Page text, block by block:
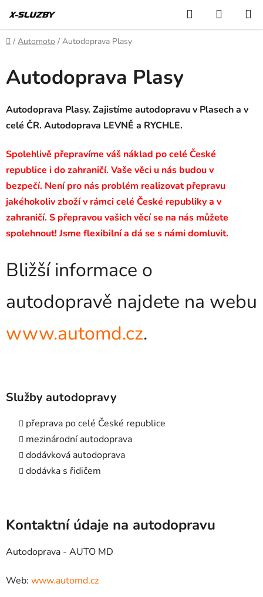
na
obsah
Hledat
KOŠÍK
Domů
/ Automoto / Autodoprava Plasy
Autodoprava Plasy
Autodoprava Plasy. Zajistíme autodopravu v Plasech a v
celé ČR. Autodoprava LEVNĚ a RYCHLE.
Spolehlivě přepravíme váš náklad po celé České
republice i do zahraničí. Vaše věci u nás budou v
bezpečí. Není pro nás problém realizovat přepravu
jakéhokoliv zboží v rámci celé České republiky a v
zahraničí. S přepravou vašich věcí se na nás můžete
spolehnout! Jsme flexibilní a dá se s námi domluvit.
Bližší informace o
autodopravě najdete na webu
www.automd.cz.
Služby autodopravy
přeprava po celé České republice
mezinárodní autodoprava
dodávková autodoprava
dodávka s řidičem
Kontaktní údaje na autodopravu
Autodoprava - AUTO MD
Web: www.automd.cz